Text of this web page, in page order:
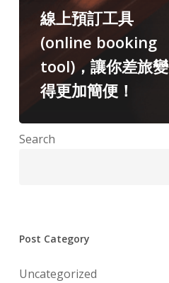
線上預訂工具
(online booking
tool)，讓你差旅變
得更加簡便！
Search
Post Category
Uncategorized